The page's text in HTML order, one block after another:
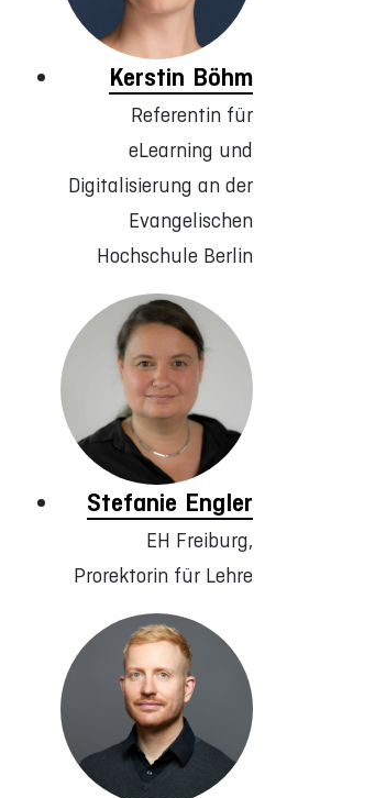
Kerstin Böhm
Referentin für
eLearning und
Digitalisierung an der
Evangelischen
Hochschule Berlin
Stefanie Engler
EH Freiburg,
Prorektorin für Lehre